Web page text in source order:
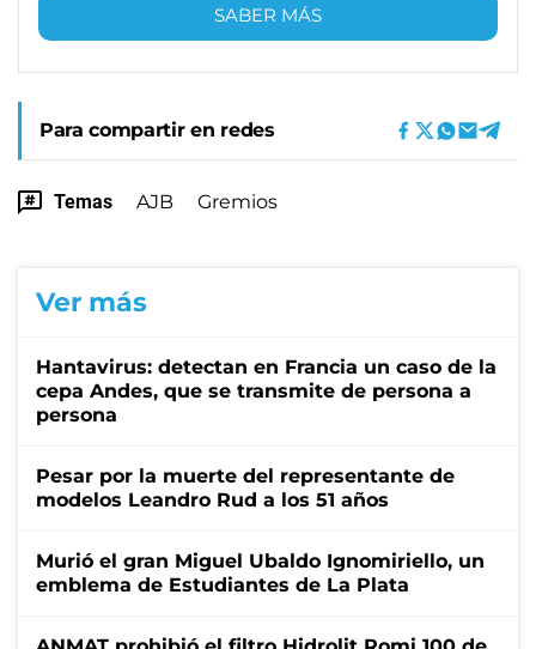
SABER MÁS
Para compartir en redes
Temas AJB Gremios
Ver más
Hantavirus: detectan en Francia un caso de la
cepa Andes, que se transmite de persona a
persona
Pesar por la muerte del representante de
modelos Leandro Rud a los 51 años
Murió el gran Miguel Ubaldo Ignomiriello, un
emblema de Estudiantes de La Plata